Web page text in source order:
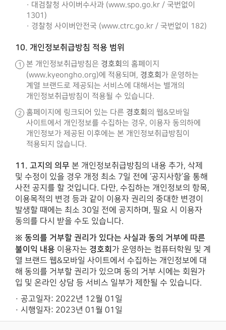
· 대검찰청 사이버수사과 (www.spo.go.kr / 국번없이
1301)
· 경찰청 사이버안전국 (www.ctrc.go.kr / 국번없이 182)
10. 개인정보취급방침 적용 범위
본 개인정보취급방침은 경호회 의 홈페이지
(www.kyeongho.org)에 적용되며, 경호회 가 운영하는
계열 브랜드로 제공되는 서비스에 대해서는 별개의
개인정보취급방침이 적용될 수 있습니다.
홈페이지에 링크되어 있는 다른 경호회 의 웹&모바일
사이트에서 개인정보를 수집하는 경우, 이용자 동의하에
개인정보가 제공된 이후에는 본 개인정보취급방침이
적용되지 않습니다.
11. 고지의 의무 본 개인정보취급방침의 내용 추가, 삭제
및 수정이 있을 경우 개정 최소 7일 전에 ‘공지사항’을 통해
사전 공지를 할 것입니다. 다만, 수집하는 개인정보의 항목,
이용목적의 변경 등과 같이 이용자 권리의 중대한 변경이
발생할 때에는 최소 30일 전에 공지하며, 필요 시 이용자
동의를 다시 받을 수도 있습니다.
※ 동의를 거부할 권리가 있다는 사실과 동의 거부에 따른
불이익 내용 이용자는 경호회 가 운영하는 컴퓨터학원 및 계
열 브랜드 웹&모바일 사이트에서 수집하는 개인정보에 대
해 동의를 거부할 권리가 있으며 동의 거부 시에는 회원가
입 및 온라인 상담 등 서비스 일부가 제한될 수 있습니다.
· 공고일자: 2022년 12월 01일
· 시행일자: 2023년 01월 01일